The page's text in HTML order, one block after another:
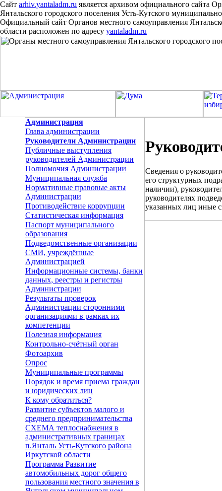
Сайт arhiv.yantaladm.ru является архивом официального сайта
Янтальского городского поселения Усть-Кутского
Официальный сайт Органов местного самоуправления
области расположен по адресу yantaladm.ru
Администрация
Глава администрации
Руководители Администрации
Публичные выступления
руководителей Администрации
Полномочия Администрации
Муниципальная служба
Нормативные правовые акты
Администрации
Противодействие коррупции
Статистическая информация
Паспорт муниципального
образования
Подведомственные организации
СМИ, учреждённые
Администрацией
Информационные системы, банки
данных, реестры и регистры
Администрации
Результаты проверок
Администрации сторонними
организациями в рамках их
компетенции
Полезная информация
Контрольно-счётный орган
Фотоархив
Опрос
Муниципальные программы
Порядок и время приема граждан
и юридических лиц
К кому обратиться?
Развитие субъектов малого и
среднего предпринимательства
СХЕМА теплоснабжения в
административных границах
п.Янталь Усть-Кутского района
Иркутской области
Программа Развитие
автомобильных дорог общего
пользования местного значения в
Cведения о
его структурных
наличии),
руководителях
указанных лиц иные